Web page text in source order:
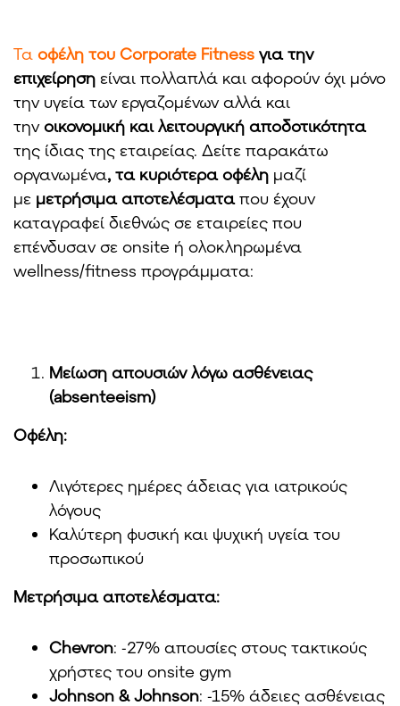
Τα οφέλη του Corporate Fitness για την
επιχείρηση είναι πολλαπλά και αφορούν όχι μόνο
την υγεία των εργαζομένων αλλά και
την οικονομική και λειτουργική αποδοτικότητα
της ίδιας της εταιρείας. Δείτε παρακάτω
οργανωμένα, τα κυριότερα οφέλη μαζί
με μετρήσιμα αποτελέσματαπου έχουν
καταγραφεί διεθνώς σε εταιρείες που
επένδυσαν σε onsite ή ολοκληρωμένα
wellness/fitness προγράμματα:
Μείωση απουσιών λόγω ασθένειας
(absenteeism)
Οφέλη:
Λιγότερες ημέρες άδειας για ιατρικούς
λόγους
Καλύτερη φυσική και ψυχική υγεία του
προσωπικού
Μετρήσιμα αποτελέσματα:
Chevron: -27% απουσίες στους τακτικούς
χρήστες του onsite gym
Johnson & Johnson: -15% άδειες ασθένειας